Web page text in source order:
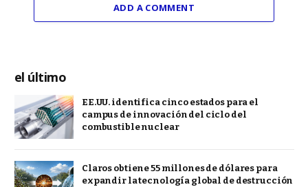
ADD A COMMENT
el último
EE.UU. identifica cinco estados para el
campus de innovación del ciclo del
combustible nuclear
Claros obtiene 55 millones de dólares para
expandir la tecnología global de destrucción